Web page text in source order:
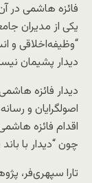
فائزه هاشمی در
یکی از مدیران
“وظیفه‌اخلاقی و
دیدار پشیمان
دیدار فائزه
اصولگرایان و
اقدام فائزه
چون “دیدار با
تارا سپهری‌فر،